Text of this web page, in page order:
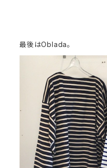
最後はOblada。